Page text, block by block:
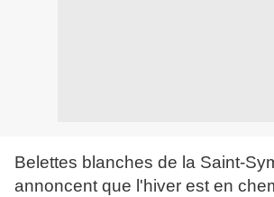
Belettes blanches de la Saint-
annoncent que l'hiver est en